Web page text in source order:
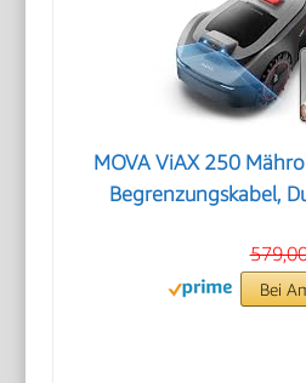
MOVA ViAX 250
Begrenzungskabel,
Bei